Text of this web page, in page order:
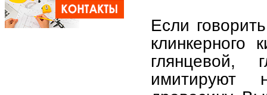
Если
глянцевой,
имитируют